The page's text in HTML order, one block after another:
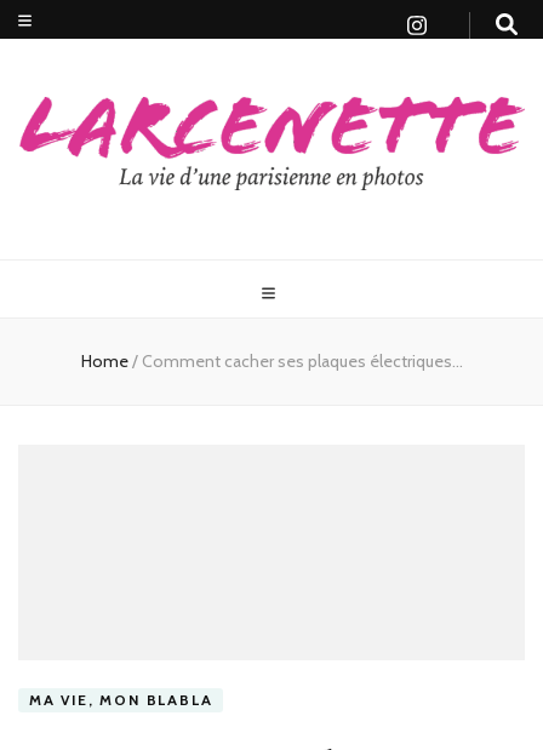
Home/ Comment cacher ses plaques électriques…
MA VIE, MON BLABLA